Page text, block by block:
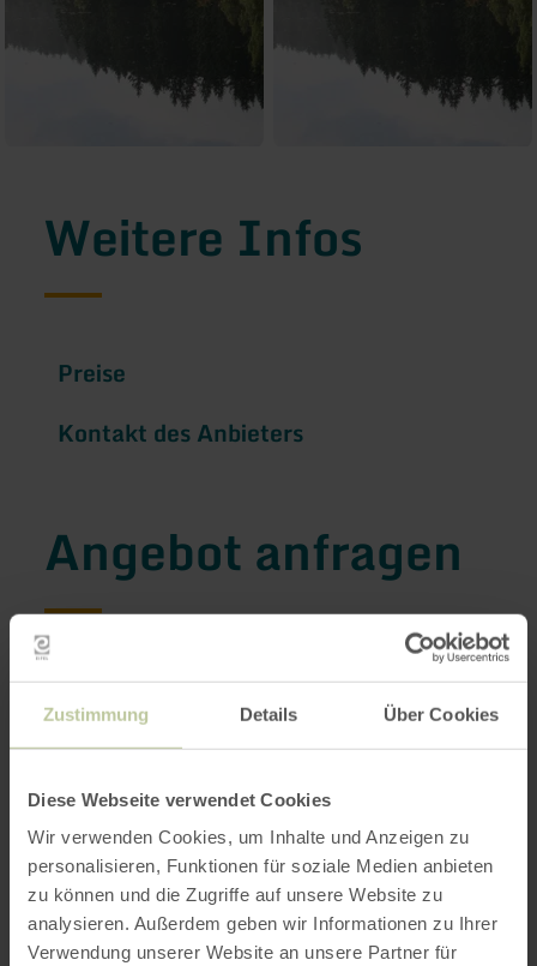
Zustimmung Details Über Cookies
Diese Webseite verwendet Cookies
Wir verwenden Cookies, um Inhalte und Anzeigen zu
personalisieren, Funktionen für soziale Medien anbieten
zu können und die Zugriffe auf unsere Website zu
analysieren. Außerdem geben wir Informationen zu Ihrer
Verwendung unserer Website an unsere Partner für
Weitere Infos
Preise
Kontakt des Anbieters
Angebot anfragen
Sie können hier das Angebot
"Ganztägige
Eifel"bei dem AnbieterRureifel Tourismus
GmbHanfragen.
Wunschdatum *
Uhrzeit*